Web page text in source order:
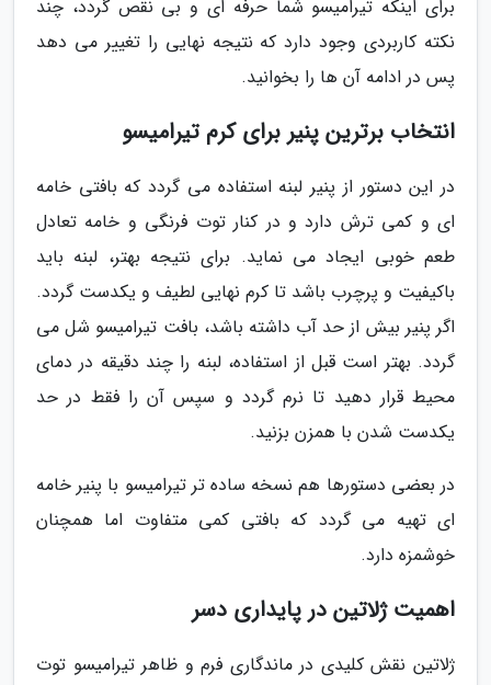
برای اینکه تیرامیسو شما حرفه ای و بی نقص گردد، چند
نکته کاربردی وجود دارد که نتیجه نهایی را تغییر می دهد
پس در ادامه آن ها را بخوانید.
انتخاب برترین پنیر برای کرم تیرامیسو
در این دستور از پنیر لبنه استفاده می گردد که بافتی خامه
ای و کمی ترش دارد و در کنار توت فرنگی و خامه تعادل
طعم خوبی ایجاد می نماید. برای نتیجه بهتر، لبنه باید
باکیفیت و پرچرب باشد تا کرم نهایی لطیف و یکدست گردد.
اگر پنیر بیش از حد آب داشته باشد، بافت تیرامیسو شل می
گردد. بهتر است قبل از استفاده، لبنه را چند دقیقه در دمای
محیط قرار دهید تا نرم گردد و سپس آن را فقط در حد
یکدست شدن با همزن بزنید.
در بعضی دستورها هم نسخه ساده تر تیرامیسو با پنیر خامه
ای تهیه می گردد که بافتی کمی متفاوت اما همچنان
خوشمزه دارد.
اهمیت ژلاتین در پایداری دسر
ژلاتین نقش کلیدی در ماندگاری فرم و ظاهر تیرامیسو توت